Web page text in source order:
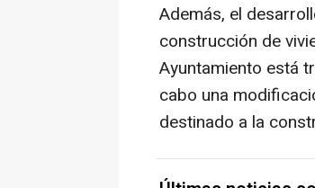
Además, el
construcción de
Ayuntamiento está
cabo una
destinado a la